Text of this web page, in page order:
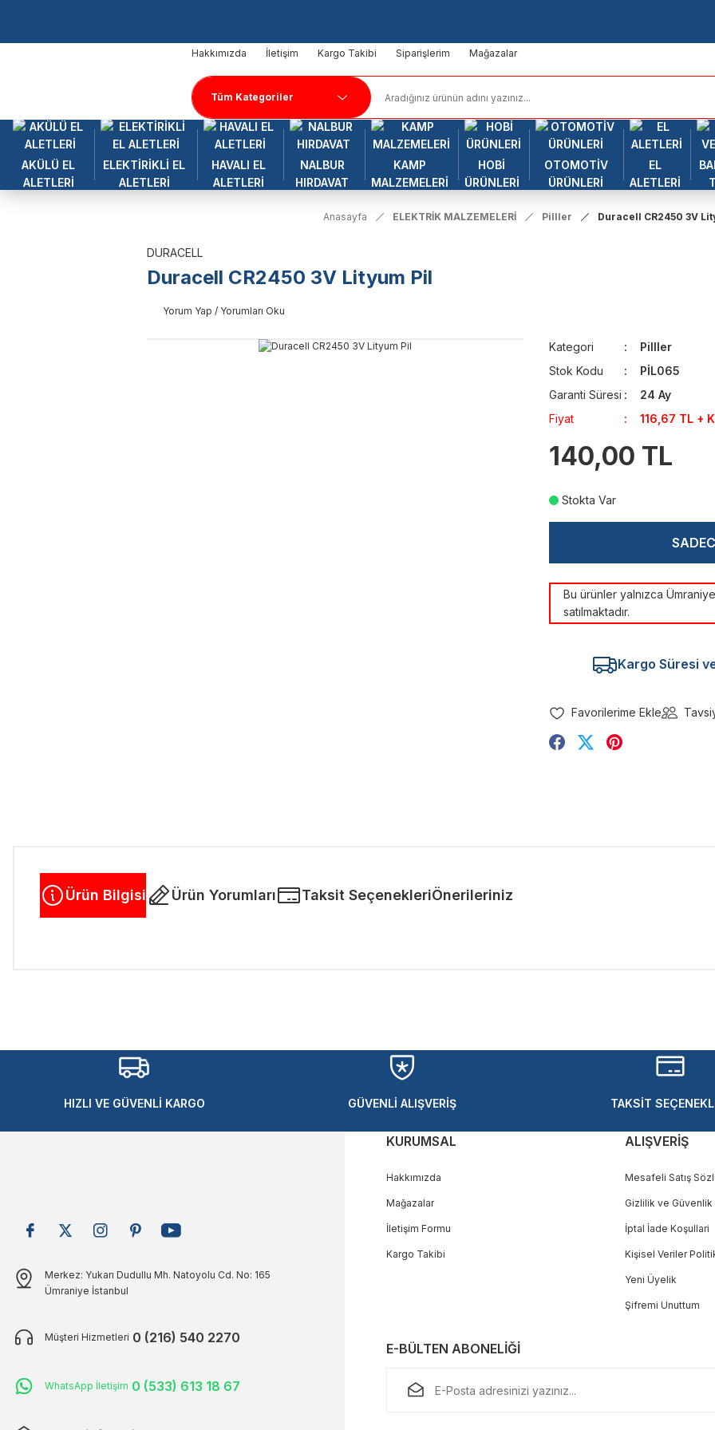
Hakkımızda İletişim Kargo Takibi Siparişlerim Mağazalar
AKÜLÜ EL
ALETLERİ
ELEKTİRİKLİ EL
ALETLERİ
HAVALI EL
ALETLERİ
NALBUR
HIRDAVAT
KAMP
MALZEMELERİ
HOBİ
ÜRÜNLERİ
OTOMOTİV
ÜRÜNLERİ
EL
ALETLERİ
Anasayfa ELEKTRİK MALZEMELERİ Pilller Duracell CR2450 3V
DURACELL
Duracell CR2450 3V Lityum Pil
Yorum Yap / Yorumları Oku
Kategori
Pilller
Stok Kodu
PİL065
Garanti Süresi
24 Ay
Fiyat
116,67 TL +
140,00 TL
Stokta Var
Bu ürünler yalnızca
satılmaktadır.
Kargo Süresi
Ürün Bilgisi Ürün Yorumları Taksit SeçenekleriÖnerileriniz
Yorum Yaz
Ürün açıklamasında eksik bilgiler bulunuyor.
Ürün bilgilerinde hatalar bulunuyor.
Ürün fiyatı diğer sitelerden daha pahalı.
HIZLI VE GÜVENLİ KARGO GÜVENLİ ALIŞVERİŞ TAKSİT
Merkez: Yukarı Dudullu Mh. Natoyolu Cd. No: 165
Ümraniye İstanbul
Müşteri Hizmetleri 0 (216) 540 2270
WhatsApp İletişim 0 (533) 613 18 67
KURUMSAL
Hakkımızda
Mağazalar
İletişim Formu
Kargo Takibi
ALIŞVERİŞ
Mesafeli Satış
Gizlilik ve Güvenlik
İptal İade Koşullari
Kişisel Veriler
Yeni Üyelik
Şifremi Unuttum
E-BÜLTEN ABONELİĞİ